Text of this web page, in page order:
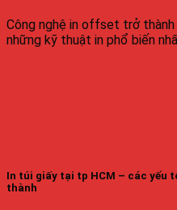
Công nghệ in offset trở
những kỹ thuật in phổ biến
In túi giấy tại tp HCM – các yếu
thành